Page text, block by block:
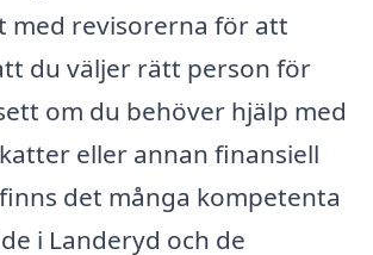
med revisorerna för att
du väljer rätt person för
om du behöver hjälp med
eller annan finansiell
det många kompetenta
i Landeryd och de